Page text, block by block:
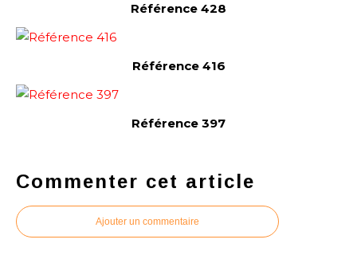
Référence 428
Référence 416
Référence 397
Commenter cet article
Ajouter un commentaire